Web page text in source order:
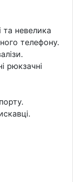
та невелика
телефону.
рюкзачні